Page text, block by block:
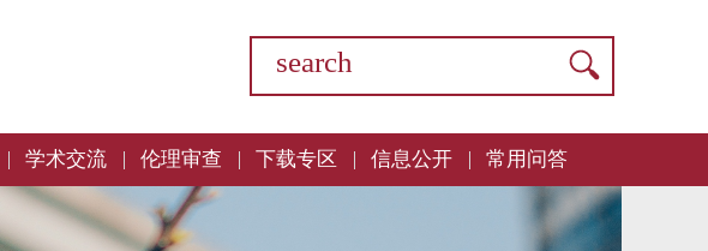
学术交流 伦理审查 下载专区 信息公开 常用问答